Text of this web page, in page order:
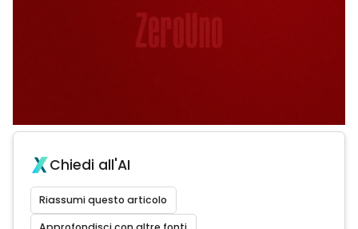
Chiedi all'AI
Riassumi questo articolo